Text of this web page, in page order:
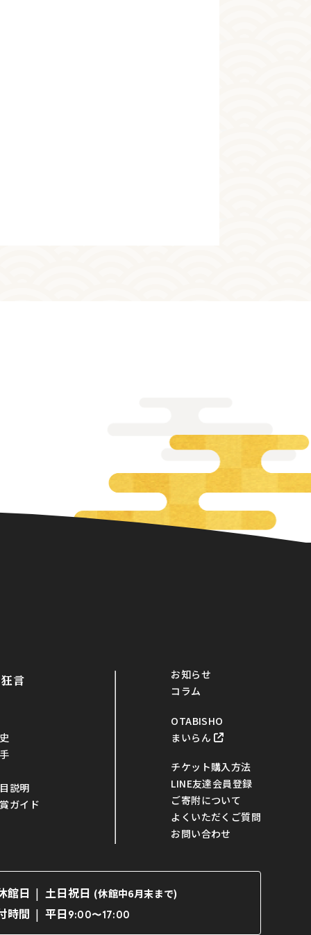
狂言
説明
ガイド
お知らせ
コラム
OTABISHO
まいらん
チケット購入方法
LINE友達会員登録
ご寄附について
よくいただくご質問
お問い合わせ
館日 土日祝日 (休館中6月末まで)
時間 平日 9:00〜17:00